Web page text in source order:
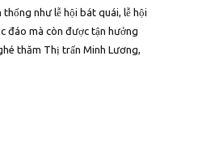
như lễ hội bát quái, lễ hội
đáo mà còn được tận hưởng
thăm Thị trấn Minh Lương,